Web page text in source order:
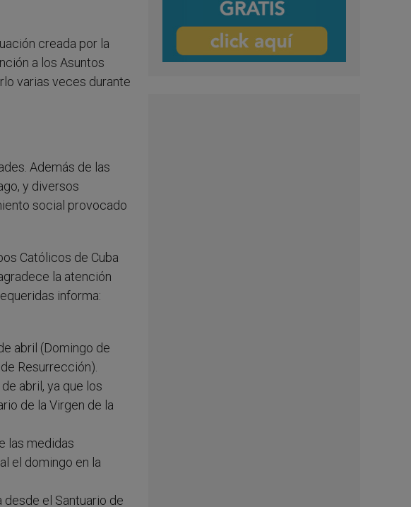
creada por la
a los Asuntos
varias veces durante
Además de las
y diversos
social provocado
Católicos de Cuba
la atención
informa:
abril (Domingo de
Resurrección).
abril, ya que los
de la Virgen de la
las medidas
el domingo en la
desde el Santuario de